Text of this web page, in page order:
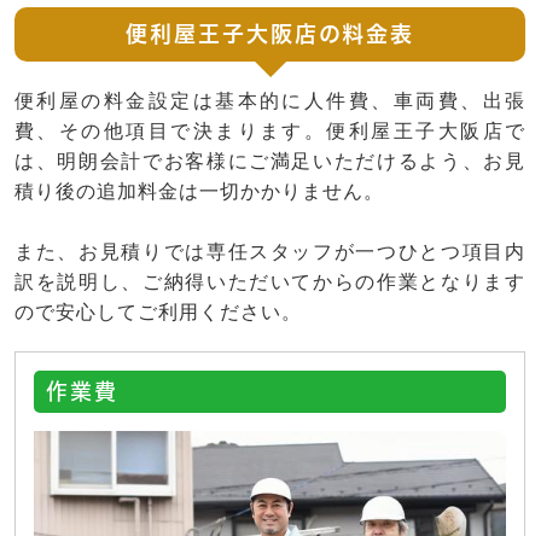
便利屋王子大阪店の料金表
便利屋の料金設定は基本的に人件費、車両費、出張
費、その他項目で決まります。便利屋王子大阪店で
は、明朗会計でお客様にご満足いただけるよう、お見
積り後の追加料金は一切かかりません。
また、お見積りでは専任スタッフが一つひとつ項目内
訳を説明し、ご納得いただいてからの作業となります
ので安心してご利用ください。
作業費